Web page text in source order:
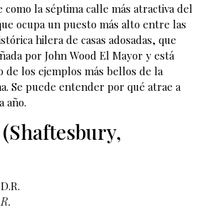
la séptima calle más atractiva del
ocupa un puesto más alto entre las
hilera de casas adosadas, que
por John Wood El Mayor y está
de los ejemplos más bellos de la
Se puede entender por qué atrae a
año.